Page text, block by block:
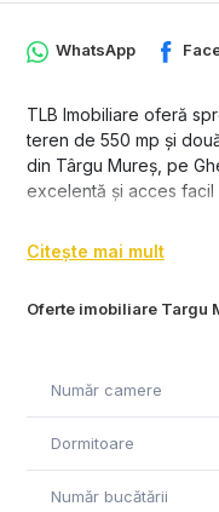
Oferte imobiliare Targu
WhatsApp
TLB Imobiliare oferă
teren de 550 mp și
din Târgu Mureș, pe
excelentă și acces
rapid, fiind ideală atât
două case amplasate
Casa 1: 230 mp
Citește mai mult
Număr camere
Dormitoare
Număr bucătării